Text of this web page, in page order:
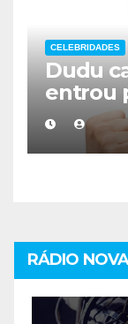
CELEBRIDADES
Dudu
entrou
RÁDIO